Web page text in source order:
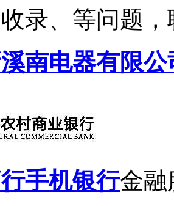
录、等问题
南电器有限公
手机银行金融